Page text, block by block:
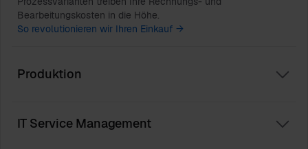
Bearbeitungskosten in die Höhe.
So revolutionieren wir Ihren Einkauf →
Produktion
IT Service Management